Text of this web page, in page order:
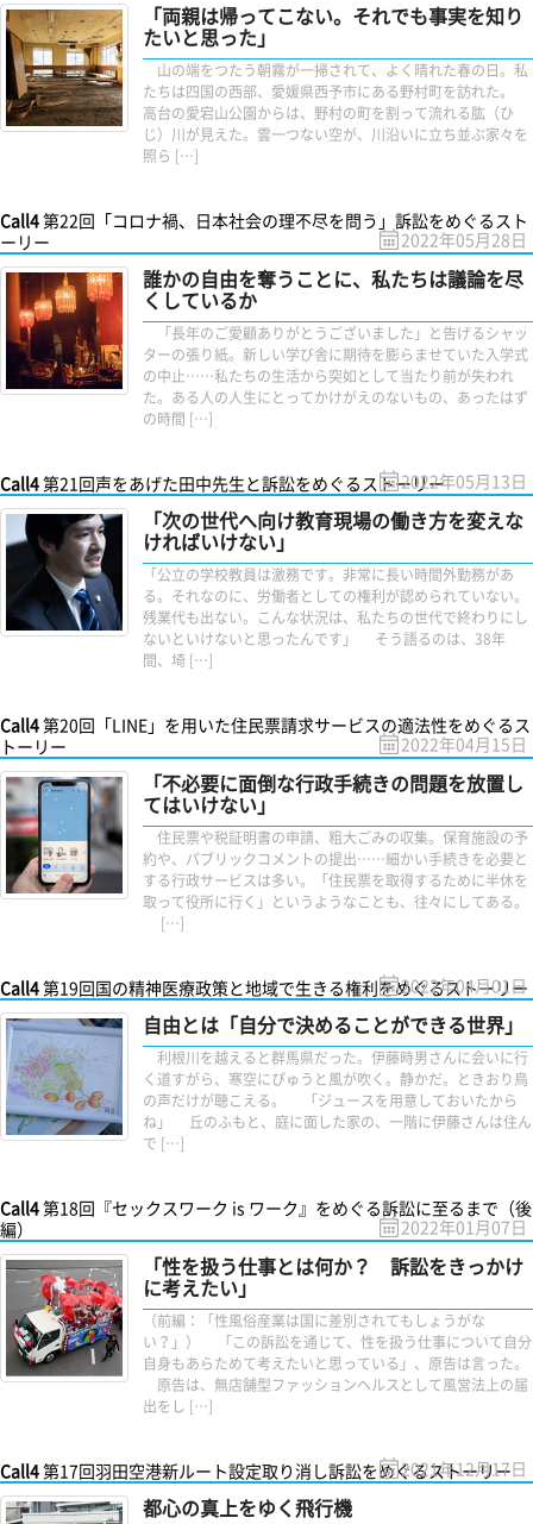
「両親は帰ってこない。それでも事実を知り
たいと思った」
山の端をつたう朝霧が一掃されて、よく晴れた春の日。私
たちは四国の西部、愛媛県西予市にある野村町を訪れた。
高台の愛宕山公園からは、野村の町を割って流れる肱（ひ
じ）川が見えた。雲一つない空が、川沿いに立ち並ぶ家々を
照ら […]
Call4第22回「コロナ禍、日本社会の理不尽を問う」訴訟をめぐるスト
ーリー
2022年05月28日
誰かの自由を奪うことに、私たちは議論を尽
くしているか
「長年のご愛顧ありがとうございました」と告げるシャッ
ターの張り紙。新しい学び舎に期待を膨らませていた入学式
の中止……私たちの生活から突如として当たり前が失われ
た。ある人の人生にとってかけがえのないもの、あったはず
の時間 […]
Call4第21回声をあげた田中先生と訴訟をめぐるストーリー2022年05月13日
「次の世代へ向け教育現場の働き方を変えな
ければいけない」
「公立の学校教員は激務です。非常に長い時間外勤務があ
る。それなのに、労働者としての権利が認められていない。
残業代も出ない。こんな状況は、私たちの世代で終わりにし
ないといけないと思ったんです」 そう語るのは、38年
間、埼 […]
Call4第20回「LINE」を用いた住民票請求サービスの適法性をめぐるス
トーリー
2022年04月15日
「不必要に面倒な行政手続きの問題を放置し
てはいけない」
住民票や税証明書の申請、粗大ごみの収集。保育施設の予
約や、パブリックコメントの提出……細かい手続きを必要と
する行政サービスは多い。「住民票を取得するために半休を
取って役所に行く」というようなことも、往々にしてある。
[…]
Call4第19回国の精神医療政策と地域で生きる権利をめぐるストーリー
2022年04月01日
自由とは「自分で決めることができる世界」
利根川を越えると群馬県だった。伊藤時男さんに会いに行
く道すがら、寒空にぴゅうと風が吹く。静かだ。ときおり鳥
の声だけが聴こえる。 「ジュースを用意しておいたから
ね」 丘のふもと、庭に面した家の、一階に伊藤さんは住ん
で […]
Call4第18回『セックスワーク is ワーク』をめぐる訴訟に至るまで（後
編）
2022年01月07日
「性を扱う仕事とは何か？ 訴訟をきっかけ
に考えたい」
（前編：「性風俗産業は国に差別されてもしょうがな
い？」） 「この訴訟を通じて、性を扱う仕事について自分
自身もあらためて考えたいと思っている」、原告は言った。
原告は、無店舗型ファッションヘルスとして風営法上の届
出をし […]
Call4第17回羽田空港新ルート設定取り消し訴訟をめぐるストーリー
2021年12月17日
都心の真上をゆく飛行機